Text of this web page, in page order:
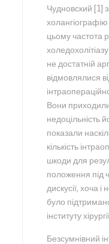
Чудновский [1]
холангіографію
цьому частота
не достатній
відмовлялися
Вони
недоцільність
показали
кількість
шкоди для
положення під
дискусії, хоча і
було
інституту
Безсумнівний